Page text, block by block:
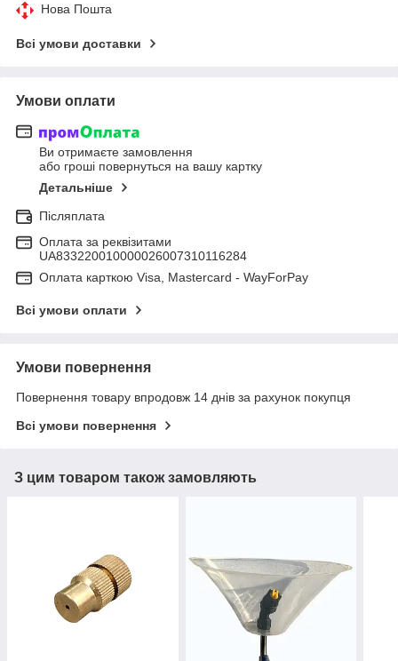
Нова Пошта
Всі умови доставки
Умови оплати
Ви отримаєте замовлення
або гроші повернуться на вашу картку
Детальніше
Післяплата
Оплата за реквізитами
UA833220010000026007310116284
Оплата карткою Visa, Mastercard - WayForPay
Всі умови оплати
Умови повернення
Повернення товару впродовж 14 днів за рахунок покупця
Всі умови повернення
З цим товаром також замовляють